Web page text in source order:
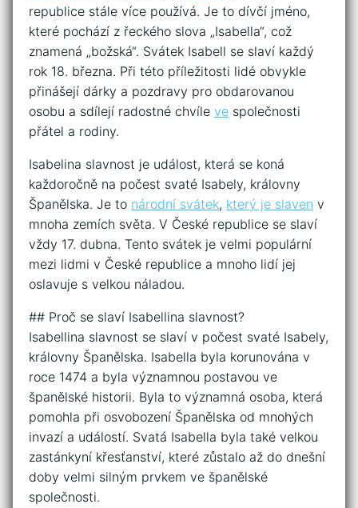
republice stále více používá. Je to dívčí jméno,
které pochází z řeckého slova „Isabella“, což
znamená „božská“. Svátek Isabell se slaví každý
rok 18. března. Při této příležitosti lidé obvykle
přinášejí dárky a pozdravy pro obdarovanou
osobu a sdílejí radostné chvíle ve společnosti
přátel a rodiny.
Isabelina slavnost je událost, která se koná
každoročně na počest svaté Isabely, královny
Španělska. Je to národní svátek, který je slaven v
mnoha zemích světa. V České republice se slaví
vždy 17. dubna. Tento svátek je velmi populární
mezi lidmi v České republice a mnoho lidí jej
oslavuje s velkou náladou.
## Proč se slaví Isabellina slavnost?
Isabellina slavnost se slaví v počest svaté Isabely,
královny Španělska. Isabella byla korunována v
roce 1474 a byla významnou postavou ve
španělské historii. Byla to významná osoba, která
pomohla při osvobození Španělska od mnohých
invazí a událostí. Svatá Isabella byla také velkou
zastánkyní křesťanství, které zůstalo až do dnešní
doby velmi silným prvkem ve španělské
společnosti.